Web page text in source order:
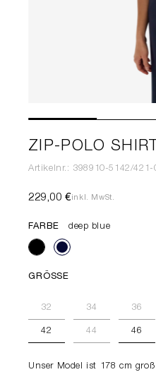
ZIP-POLO SHIRT
Artikelnr.: 398910-5142/421-
229,00 €inkl. MwSt.
FARBE deep blue
GRÖSSE
32 34 36
42 44 46
Unser Model ist 178 cm